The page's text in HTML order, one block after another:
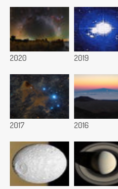
2020 2019
2017 2016